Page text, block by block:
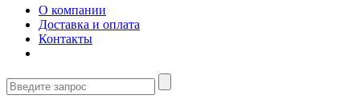
О компании
Доставка и оплата
Контакты